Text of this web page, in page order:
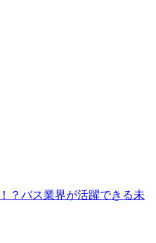
？バス業界が活躍できる未